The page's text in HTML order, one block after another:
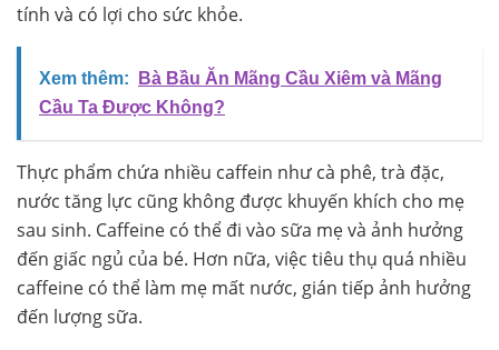
tính và có lợi cho sức khỏe.
Xem thêm:
Bà Bầu Ăn Mãng Cầu Xiêm và Mãng
Cầu Ta Được Không?
Thực phẩm chứa nhiều caffein như cà phê, trà đặc,
nước tăng lực cũng không được khuyến khích cho mẹ
sau sinh. Caffeine có thể đi vào sữa mẹ và ảnh hưởng
đến giấc ngủ của bé. Hơn nữa, việc tiêu thụ quá nhiều
caffeine có thể làm mẹ mất nước, gián tiếp ảnh hưởng
đến lượng sữa.